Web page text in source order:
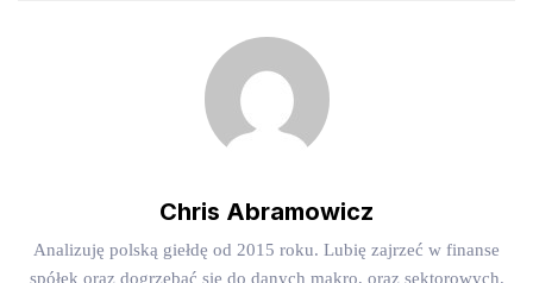
Chris Abramowicz
Analizuję polską giełdę od 2015 roku. Lubię zajrzeć w finanse
spółek oraz dogrzebać się do danych makro, oraz sektorowych.